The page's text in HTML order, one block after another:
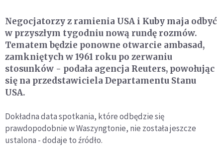
Negocjatorzy z ramienia USA i Kuby maja odbyć
w przyszłym tygodniu nową rundę rozmów.
Tematem będzie ponowne otwarcie ambasad,
zamkniętych w 1961 roku po zerwaniu
stosunków - podała agencja Reuters, powołując
się na przedstawiciela Departamentu Stanu
USA.
Dokładna data spotkania, które odbędzie się
prawdopodobnie w Waszyngtonie, nie została jeszcze
ustalona - dodaje to źródło.